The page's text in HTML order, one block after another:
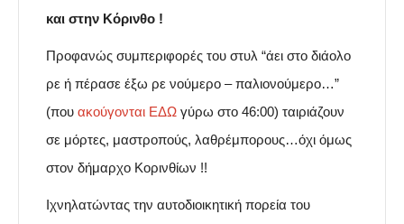
και στην Κόρινθο !
Προφανώς συμπεριφορές του στυλ “άει στο διάολο
ρε ή πέρασε έξω ρε νούμερο – παλιονούμερο…”
(που ακούγονται ΕΔΩ γύρω στο 46:00) ταιριάζουν
σε μόρτες, μαστροπούς, λαθρέμπορους…όχι όμως
στον δήμαρχο Κορινθίων !!
Ιχνηλατώντας την αυτοδιοικητική πορεία του